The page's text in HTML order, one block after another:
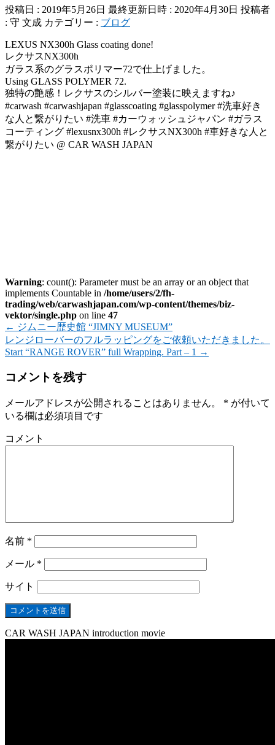
投稿日 : 2019年5月26日 最終更新日時 : 2020年4月30日 投稿者
: 守 文成 カテゴリー : ブログ
LEXUS NX300h Glass coating done!
レクサスNX300h
ガラス系のグラスポリマー72で仕上げました。
Using GLASS POLYMER 72.
独特の艶感！レクサスのシルバー塗装に映えますね♪
#carwash #carwashjapan #glasscoating #glasspolymer #洗車好き
な人と繋がりたい #洗車 #カーウォッシュジャパン #ガラス
コーティング #lexusnx300h #レクサスNX300h #車好きな人と
繋がりたい @ CAR WASH JAPAN
Warning: count(): Parameter must be an array or an object that
implements Countable in /home/users/2/fh-
trading/web/carwashjapan.com/wp-content/themes/biz-
vektor/single.php on line 47
← ジムニー歴史館 “JIMNY MUSEUM”
レンジローバーのフルラッピングをご依頼いただきました。
Start “RANGE ROVER” full Wrapping. Part – 1 →
コメントを残す
メールアドレスが公開されることはありません。 * が付いて
いる欄は必須項目です
コメント
名前 *
メール *
サイト
CAR WASH JAPAN introduction movie